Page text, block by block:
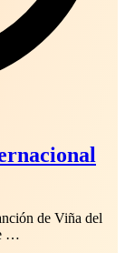
de Viña del
…